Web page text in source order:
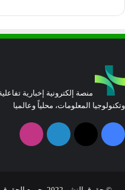
منصة إلكترونية إخبارية
وتكنولوجيا المعلومات، محلياً وعالميا
فيسبوك
‫X لينكدإن